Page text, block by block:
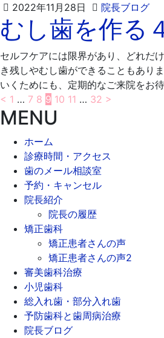
2022年11月28日 院長ブログ
年
12
月
4
日
飯
嶋
歯
科
医
院
むし歯を作
セルフケアには限界があり、どれだ
き残しやむし歯ができることもあり
いくためにも、定期的なご来院をお
投
稿
の
ペ
ー
< 1 … 7 8 9 10 11 … 32 >
MENU
ホーム
診療時間・アクセス
歯のメール相談室
予約・キャンセル
院長紹介
院長の履歴
矯正歯科
矯正患者さんの声
矯正患者さんの声2
審美歯科治療
小児歯科
総入れ歯・部分入れ歯
予防歯科と歯周病治療
院長ブログ